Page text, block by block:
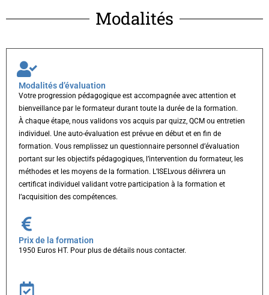
Modalités
Modalités d’évaluation
Votre progression pédagogique est accompagnée avec attention et
bienveillance par le formateur durant toute la durée de la formation.
À chaque étape, nous validons vos acquis par quizz, QCM ou entretien
individuel. Une auto-évaluation est prévue en début et en fin de
formation. Vous remplissez un questionnaire personnel d’évaluation
portant sur les objectifs pédagogiques, l’intervention du formateur, les
méthodes et les moyens de la formation. L’ISELvous délivrera un
certificat individuel validant votre participation à la formation et
l’acquisition des compétences.
Prix de la formation
1950 Euros HT. Pour plus de détails nous contacter.